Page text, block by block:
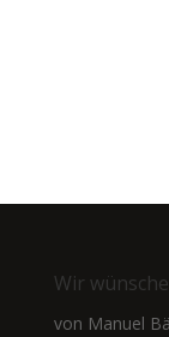
Wir
von Manuel